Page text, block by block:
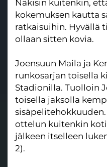
Näkisin kuitenkin,
kokemuksen kautta
ratkaisuihin. Hyvällä
ollaan sitten kovia.
Joensuun Maila ja
runkosarjan toisella
Stadionilla. Tuolloin
toisella jaksolla
ottelun kuitenkin
jälkeen itselleen
2).